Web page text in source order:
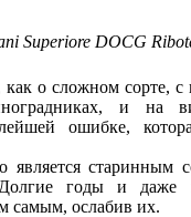
Superiore DOCG
как о сложном сорте,
и на
ошибке,
является старинным
годы и даже
самым, ослабив их.